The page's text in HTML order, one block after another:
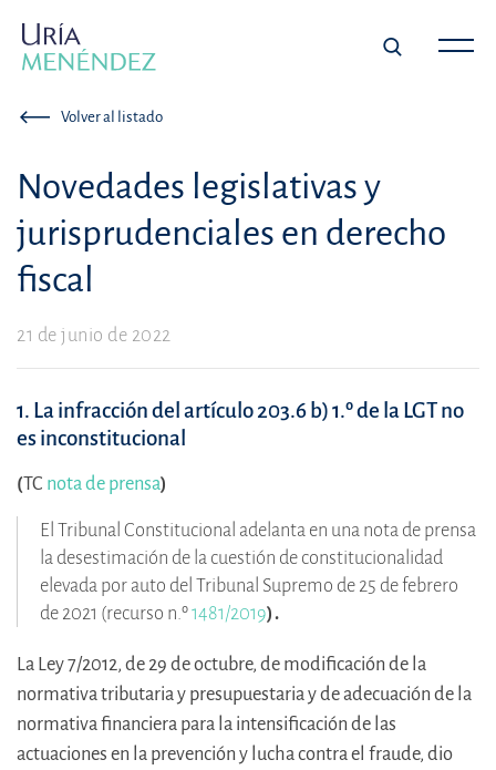
Volver al listado
Novedades legislativas y
jurisprudenciales en derecho
fiscal
21 de junio de 2022
1. La infracción del artículo 203.6 b) 1.º de la LGT no
es inconstitucional
(TC nota de prensa)
El Tribunal Constitucional adelanta en una nota de prensa
la desestimación de la cuestión de constitucionalidad
elevada por auto del Tribunal Supremo de 25 de febrero
de 2021 (recurso n.º1481/2019).
La Ley 7/2012, de 29 de octubre, de modificación de la
normativa tributaria y presupuestaria y de adecuación de la
normativa financiera para la intensificación de las
actuaciones en la prevención y lucha contra el fraude, dio